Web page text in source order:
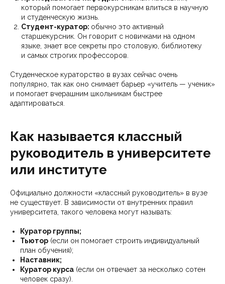
который помогает первокурсникам влиться в научную
и студенческую жизнь.
Студент-куратор: обычно это активный
старшекурсник. Он говорит с новичками на одном
языке, знает все секреты про столовую, библиотеку
и самых строгих профессоров.
Студенческое кураторство в вузах сейчас очень
популярно, так как оно снимает барьер «учитель — ученик»
и помогает вчерашним школьникам быстрее
адаптироваться.
Как называется классный
руководитель в университете
или институте
Официально должности «классный руководитель» в вузе
не существует. В зависимости от внутренних правил
университета, такого человека могут называть:
Куратор группы;
Тьютор (если он помогает строить индивидуальный
план обучения);
Наставник;
Куратор курса (если он отвечает за несколько сотен
человек сразу).